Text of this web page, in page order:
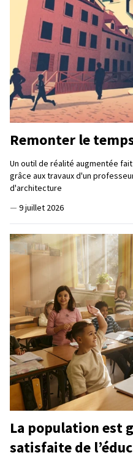
Remonter le
Un outil de réalité augmentée
grâce aux travaux d'un
d'architecture
— 9 juillet 2026
La population est
satisfaite de